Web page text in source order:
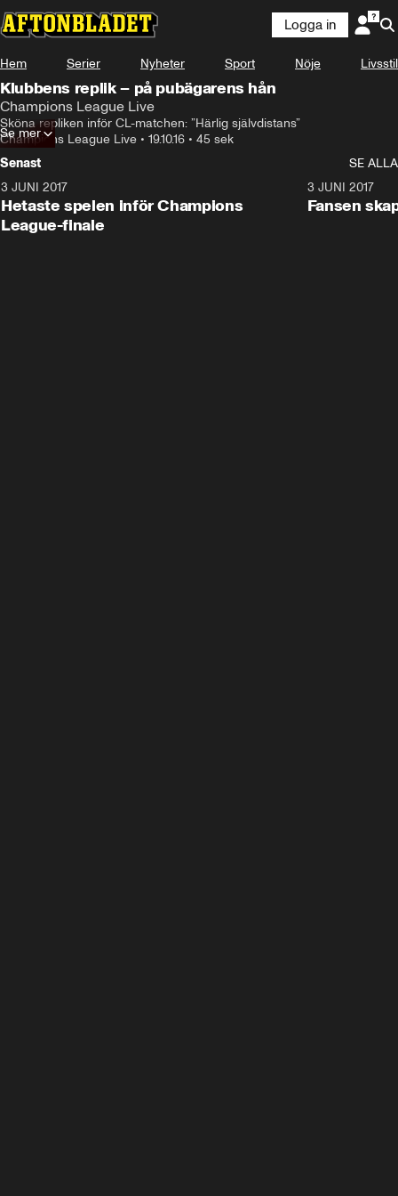
Logga in
Hem Serier Nyheter Sport Nöje Livsstil
Klubbens replik – på pubägarens hån
Champions League Live
Sköna repliken inför CL-matchen: ”Härlig självdistans”
Champions League Live • 19.10.16 • 45 sek
Se mer
Senast
SE ALLA
3 JUNI 2017
Hetaste spelen inför Champions
League-finale
3 JUNI 2017
Fansen